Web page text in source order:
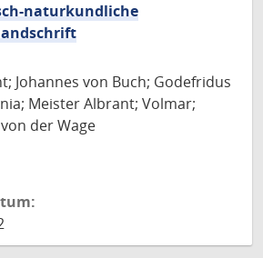
naturkundliche
Johannes von Buch; Godefridus
Meister Albrant; Volmar;
der Wage